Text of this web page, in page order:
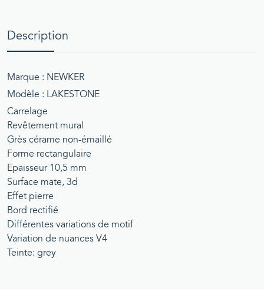
Description
Marque : NEWKER
Modèle : LAKESTONE
Carrelage
Revêtement mural
Grès cérame non-émaillé
Forme rectangulaire
Epaisseur 10,5 mm
Surface mate, 3d
Effet pierre
Bord rectifié
Différentes variations de motif
Variation de nuances V4
Teinte: grey